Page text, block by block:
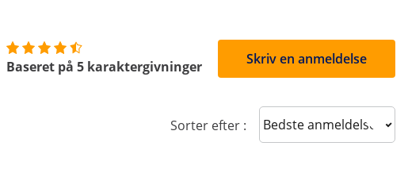
Baseret på 5 karaktergivninger Skriv en anmeldelse
Sorter efter : Sort reviews